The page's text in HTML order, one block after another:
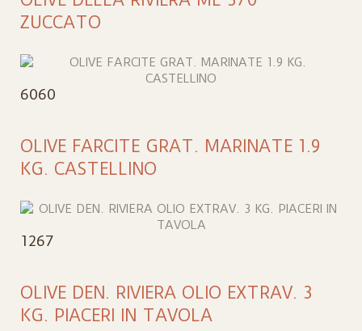
ZUCCATO
6060
OLIVE FARCITE GRAT. MARINATE 1.9
KG. CASTELLINO
1267
OLIVE DEN. RIVIERA OLIO EXTRAV. 3
KG. PIACERI IN TAVOLA